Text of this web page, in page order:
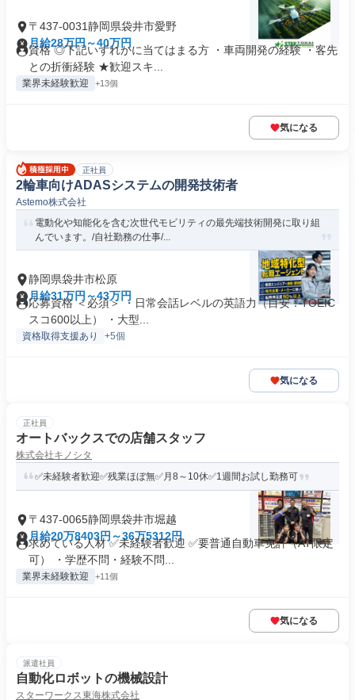
〒437-0031静岡県袋井市愛野
月給28万円～40万円
資格 ◎下記いずれかに当てはまる方 ・車両開発の経験 ・客先
との折衝経験 ★歓迎スキ...
業界未経験歓迎 +13個
気になる
正社員
2輪車向けADASシステムの開発技術者
Astemo株式会社
電動化や知能化を含む次世代モビリティの最先端技術開発に取り組
んでいます。/自社勤務の仕事/...
静岡県袋井市松原
月給31万円～43万円
応募資格 ＜必須＞ ・日常会話レベルの英語力（目安：TOEIC
スコ600以上） ・大型...
資格取得支援あり +5個
気になる
正社員
オートバックスでの店舗スタッフ
株式会社キノシタ
✅未経験者歓迎✅残業ほぼ無✅月8～10休✅1週間お試し勤務可
〒437-0065静岡県袋井市堀越
月給20万8403円～36万5312円
求めている人材 ✅未経験者歓迎 ✅要普通自動車免許（AT限定
可） ・学歴不問・経験不問...
業界未経験歓迎 +11個
気になる
派遣社員
自動化ロボットの機械設計
スターワークス東海株式会社